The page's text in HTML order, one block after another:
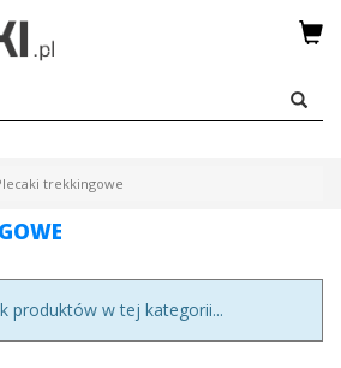
trekkingowe
produktów w tej kategorii...